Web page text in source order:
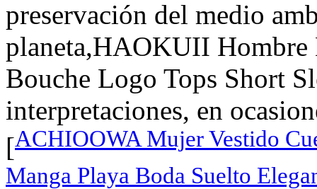
preservación del medio
planeta,HAOKUII Hombre
Bouche Logo Tops Short
interpretaciones, en
[ACHIOOWA Mujer Vestido
Manga Playa Boda Suelto